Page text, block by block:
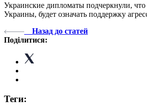
Украинские дипломаты подчеркнули,
Украины, будет означать поддержку
Назад до статей
Поділитися:
Теги: